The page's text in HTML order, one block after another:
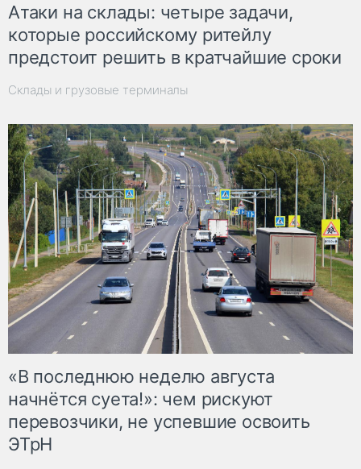
Атаки на склады: четыре задачи,
которые российскому ритейлу
предстоит решить в кратчайшие сроки
Склады и грузовые терминалы
«В последнюю неделю августа
начнётся суета!»: чем рискуют
перевозчики, не успевшие освоить
ЭТрН